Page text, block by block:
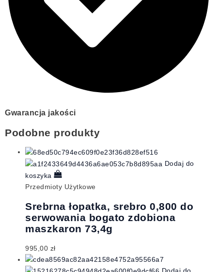
Gwarancja jakości
Podobne produkty
Dodaj do
koszyka
Przedmioty Użytkowe
Srebrna łopatka, srebro 0,800 do
serwowania bogato zdobiona
maszkaron 73,4g
995,00 zł